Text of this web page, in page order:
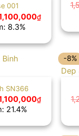
001
là:
₫Giá
1,100,000₫.
8.3%
SN366
₫Giá
là:
21.4%
-8%